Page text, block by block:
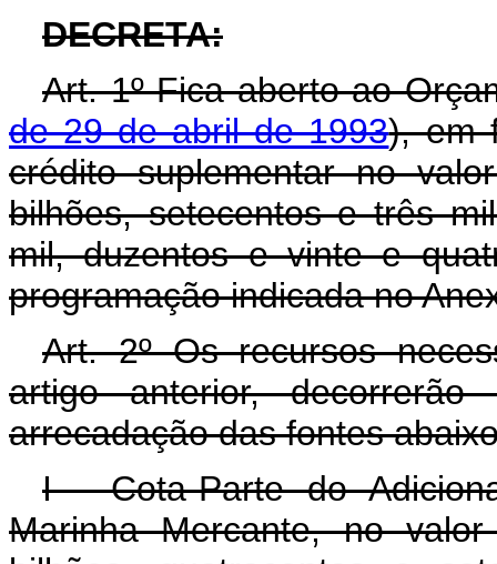
DECRETA:
Art. 1º Fica aberto ao
de 29 de abril de 1993), em
crédito suplementar no
bilhões, setecentos e três
mil, duzentos e vinte e
programação indicada no
Art. 2º Os recursos
artigo anterior,
arrecadação das fontes
I - Cota-Parte do
Marinha Mercante, no